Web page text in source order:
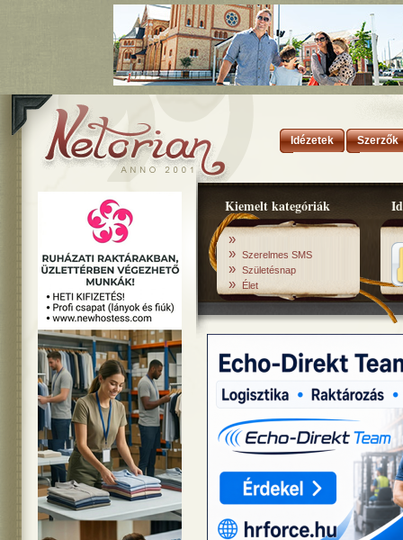
Idézetek Szerzők
Kiemelt kategóriák
»
» Szerelmes SMS
» Születésnap
» Élet